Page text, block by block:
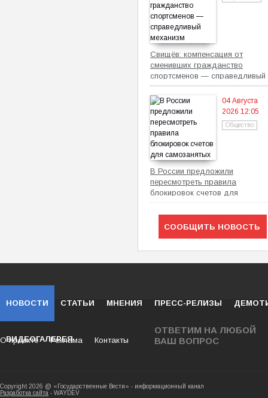
Свищёв: компенсация от
сменивших гражданство
спортсменов — справедливый
механизм
04 Августа
2026 12:05
Общество
В России предложили
пересмотреть правила
блокировок счетов для
самозанятых
СООБЩИТЬ НОВОСТЬ
НОВОСТИ СТАТЬИ МНЕНИЯ ПРЕСС-РЕЛИЗЫ
ВИДЕОГАЛЕРЕЯ
ОТВЕТИМ НА ЛЮБОЙ
ВАШ ВОПРОС
О проекте Реклама Контакты
Copyright 2026 @ «Государственные Вести» -
Разработка сайта - WAYDEV